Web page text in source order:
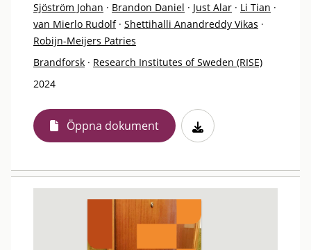
Sjöström Johan · Brandon Daniel · Just Alar · Li Tian ·
van Mierlo Rudolf · Shettihalli Anandreddy Vikas ·
Robijn-Meijers Patries
Brandforsk · Research Institutes of Sweden (RISE)
2024
Öppna dokument